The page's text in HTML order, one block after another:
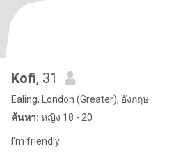
Kofi, 31
Ealing, London (Greater), อังกฤษ
ค้นหา: หญิง 18 - 20
I'm friendly